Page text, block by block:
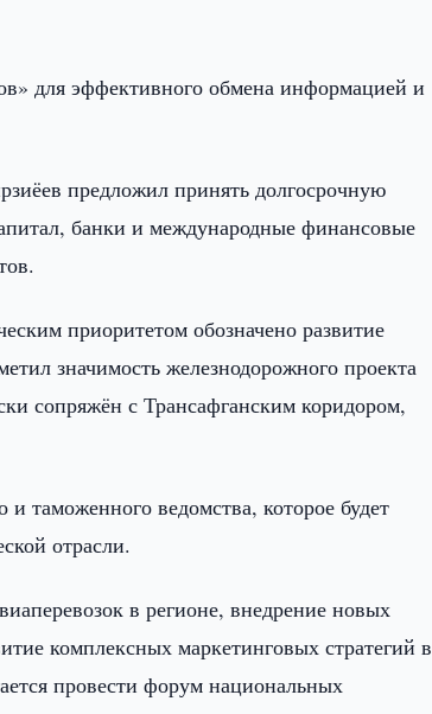
для эффективного обмена информацией и
предложил принять долгосрочную
банки и международные финансовые
приоритетом обозначено развитие
значимость железнодорожного проекта
сопряжён с Трансафганским коридором,
таможенного ведомства, которое будет
отрасли.
в регионе, внедрение новых
комплексных маркетинговых стратегий в
провести форум национальных